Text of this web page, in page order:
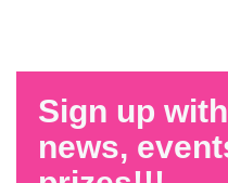
Sign up
news,